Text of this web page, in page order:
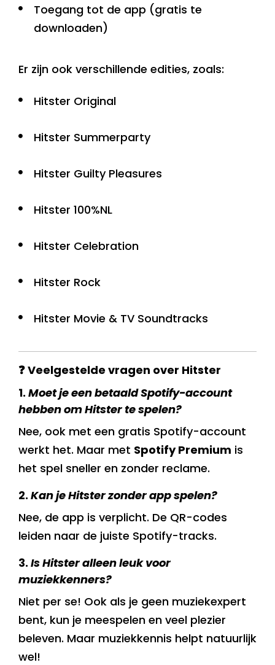
Toegang tot de app (gratis te
downloaden)
Er zijn ook verschillende edities, zoals:
Hitster Original
Hitster Summerparty
Hitster Guilty Pleasures
Hitster 100%NL
Hitster Celebration
Hitster Rock
Hitster Movie & TV Soundtracks
❓ Veelgestelde vragen over Hitster
1. Moet je een betaald Spotify-account
hebben om Hitster te spelen?
Nee, ook met een gratis Spotify-account
werkt het. Maar met Spotify Premium is
het spel sneller en zonder reclame.
2. Kan je Hitster zonder app spelen?
Nee, de app is verplicht. De QR-codes
leiden naar de juiste Spotify-tracks.
3. Is Hitster alleen leuk voor
muziekkenners?
Niet per se! Ook als je geen muziekexpert
bent, kun je meespelen en veel plezier
beleven. Maar muziekkennis helpt natuurlijk
wel!